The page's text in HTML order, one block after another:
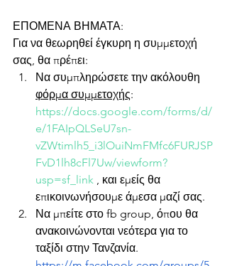
ΕΠΟΜΕΝΑ ΒΗΜΑΤΑ:
Για να θεωρηθεί έγκυρη η συμμετοχή
σας, θα πρέπει:
Να συμπληρώσετε την ακόλουθη
φόρμα συμμετοχής:
https://docs.google.com/forms/d/
e/1FAIpQLSeU7sn-
vZWtimlh5_i3lOuiNmFMfc6FURJSP
FvD1lh8cFl7Uw/viewform?
usp=sf_link , και εμείς θα
επικοινωνήσουμε άμεσα μαζί σας.
Να μπείτε στο fb group, όπου θα
ανακοινώνονται νεότερα για το
ταξίδι στην Τανζανία.